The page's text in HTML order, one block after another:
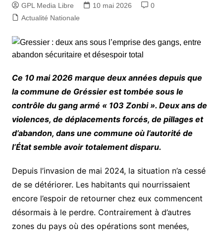
GPL Media Libre 10 mai 2026
0
Actualité Nationale
Ce 10 mai 2026 marque deux années depuis que
la commune de Gréssier est tombée sous le
contrôle du gang armé « 103 Zonbi ». Deux ans de
violences, de déplacements forcés, de pillages et
d’abandon, dans une commune où l’autorité de
l’État semble avoir totalement disparu.
Depuis l’invasion de mai 2024, la situation n’a cessé
de se détériorer. Les habitants qui nourrissaient
encore l’espoir de retourner chez eux commencent
désormais à le perdre. Contrairement à d’autres
zones du pays où des opérations sont menées,